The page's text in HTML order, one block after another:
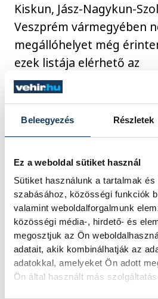
Beleegyezés Részletek
Ez a weboldal sütiket használ
Sütiket használunk a tartalmak
szabásához, közösségi funkciók
valamint weboldalforgalmunk
közösségi média-, hirdető- és
megosztjuk az Ön
adatait, akik kombinálhatják az
adatokkal, amelyeket Ön adott
Ön által használt más
Kiskun, Jász-Nagykun-
Veszprém vármegyében
megállóhelyet még
ezek listája elérhető az
https://www.utinform.hu/
Jelezték: pénteken
menti árokba csúszott. A
tartózkodott.
Közlésük alapján a légi
zavartalan. A Dunán
közlekedhetnek kishajók,
sporteszközök és
hajózási zárlat van